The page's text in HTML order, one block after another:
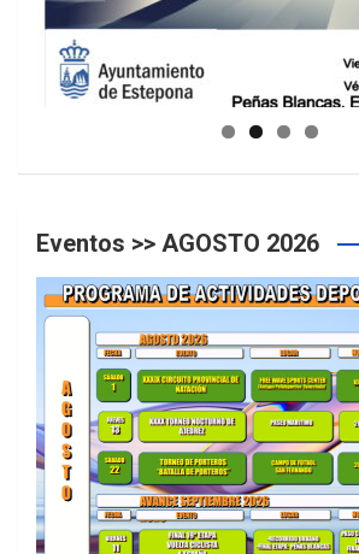
GUIA DE INSTALACIONES DEPORTIVAS
Eventos >> AGOSTO 2026